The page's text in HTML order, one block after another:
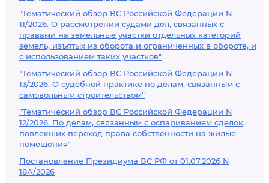
"Тематический обзор ВС Российской Федерации N
11/2026. О рассмотрении судами дел, связанных с
правами на земельные участки отдельных категорий
земель, изъятых из оборота и ограниченных в обороте, и
с использованием таких участков"
"Тематический обзор ВС Российской Федерации N
13/2026. О судебной практике по делам, связанным с
самовольным строительством"
"Тематический обзор ВС Российской Федерации N
12/2026. По делам, связанным с оспариванием сделок,
повлекших переход права собственности на жилые
помещения"
Постановление Президиума ВС РФ от 01.07.2026 N
18А/2026